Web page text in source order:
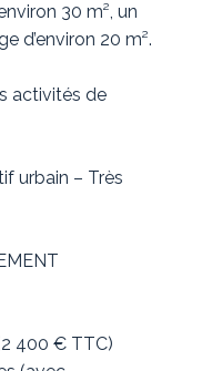
30 m², un
d’environ 20 m².
activités de
urbain – Très
400 € TTC)